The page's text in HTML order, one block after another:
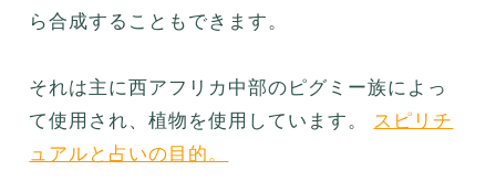
ら合成することもできます。
それは主に西アフリカ中部のピグミー族によっ
て使用され、植物を使用しています。 スピリチ
ュアルと占いの目的。